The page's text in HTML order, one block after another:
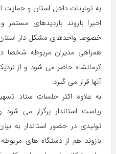
به تولیدات داخل استان و
اخیرا بازوند بازدیدهای
خصوصا واحدهای مشکل دار استان
همراهی مدیران مربوطه شخصا
کرمانشاه حاضر می شود و از
آنها قرار می گیرد.
به علاوه اکثر جلسات ستاد
ریاست استاندار برگزار می
تولیدی در حضور استاندار به
بازوند هم از دستگاه های